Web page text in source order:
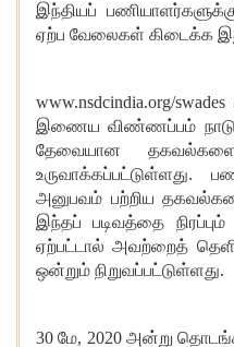
இந்தியப்
ஏற்ப வேலைகள் கிடைக்க
www.nsdcindia.org/swades
இணைய விண்ணப்பம் நாடு
தேவையான
உருவாக்கப்பட்டுள்ளது.
அனுபவம் பற்றிய
இந்தப்
படிவத்தை நிரப்பும்
ஏற்பட்டால் அவற்றைத்
ஒன்றும் நிறுவப்பட்டுள்ளது.
30மே, 2020 அன்று